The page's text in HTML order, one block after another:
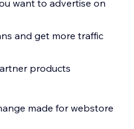
want to advertise on
and get more traffic
products
made for webstore